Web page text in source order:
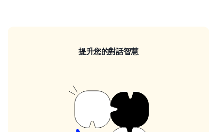
提升您的對話智慧